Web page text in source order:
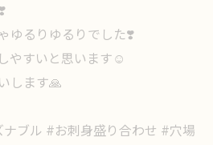
ゆるりゆるりでした❣️
やすいと思います☺️
します🙏
ブル #お刺身盛り合わせ #穴場